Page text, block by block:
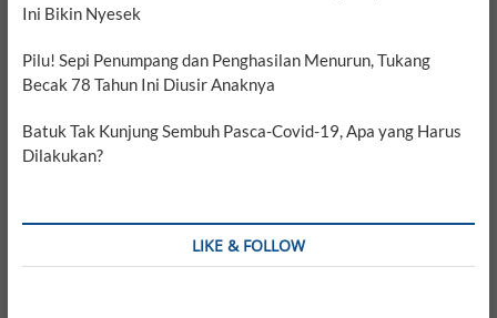
Ini Bikin Nyesek
Pilu! Sepi Penumpang dan Penghasilan Menurun, Tukang
Becak 78 Tahun Ini Diusir Anaknya
Batuk Tak Kunjung Sembuh Pasca-Covid-19, Apa yang Harus
Dilakukan?
LIKE & FOLLOW